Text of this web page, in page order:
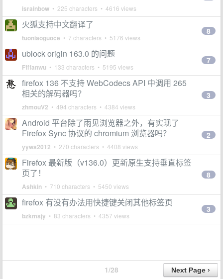
israinbow • 225 characters • 4616 views
火狐支持中文翻译了
tuoniaoguoce • 7 characters • 5176 views
8
ublock origin 163.0 的问题
Ffffanwu • 133 characters • 5195 views
7
firefox 136 不支持 WebCodecs API 中调用 265
相关的解码器吗？
zhmouV2 • 494 characters • 4384 views
3
Android 平台除了雨见浏览器之外，有实现了
Firefox Sync 协议的 chromium 浏览器吗？
yyws2012 • 270 characters • 4408 views
2
Firefox 最新版（v136.0）更新原生支持垂直标签
页了！
Ashkin • 710 characters • 5450 views
8
firefox 有没有办法用快捷键关闭其他标签页
bzkmsjy • 83 characters • 4357 views
3
1/28